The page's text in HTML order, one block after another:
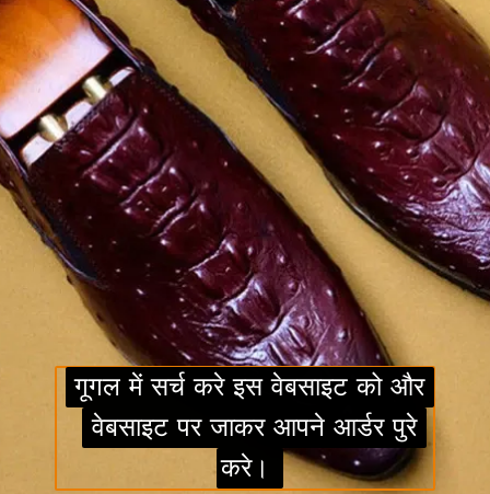
गूगल में सर्च करे इस वेबसाइट को और
वेबसाइट पर जाकर आपने आर्डर पुरे
करे।
गूगल में सर्च करे इस वेबसाइट को और
वेबसाइट पर जाकर आपने आर्डर पुरे
करे।